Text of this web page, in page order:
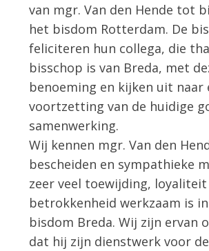
van mgr. Van den Hende tot
het bisdom Rotterdam. De
feliciteren hun collega, die
bisschop is van Breda, met
benoeming en kijken uit naar
voortzetting van de huidige
samenwerking.
Wij kennen mgr. Van den
bescheiden en sympathieke
zeer veel toewijding, loyaliteit
betrokkenheid werkzaam is
bisdom Breda. Wij zijn ervan
dat hij zijn dienstwerk voor